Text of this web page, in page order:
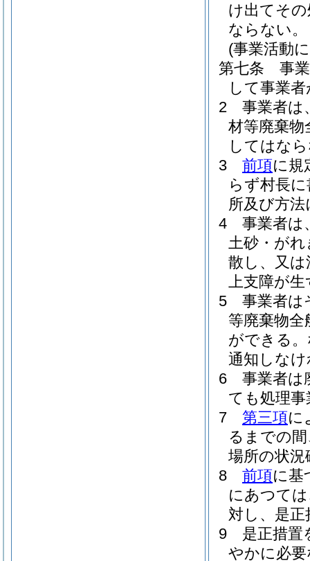
け出てそ
ならない。
(事業活動
第七条
事
して事業
2
事業者は
材等廃棄
してはな
3
前項に規
らず村長
所及び方
4
事業者は
土砂・が
散し、又
上支障が
5
事業者は
等廃棄物
ができる。
通知しな
6
事業者は
ても処理
7
第三項に
るまでの
場所の状
8
前項に基
にあつて
対し、是
9
是正措置
やかに必